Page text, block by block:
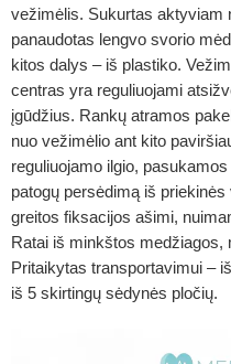
vežimėlis. Sukurtas aktyviam
panaudotas lengvo svorio
kitos dalys – iš plastiko.
centras yra reguliuojami
įgūdžius. Rankų atramos
nuo vežimėlio ant kito
reguliuojamo ilgio,
patogų persėdimą iš
greitos fiksacijos ašimi,
Ratai iš minkštos medžiagos,
Pritaikytas transportavimui –
iš 5 skirtingų sėdynės pločių.